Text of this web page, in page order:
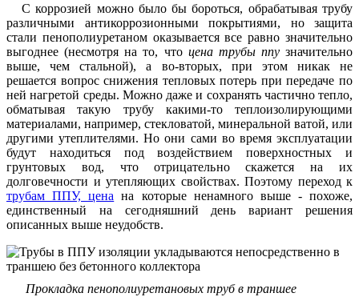
С коррозией можно было бы бороться, обрабатывая трубу
различными антикоррозионными покрытиями, но защита
стали пенополиуретаном оказывается все равно значительно
выгоднее (несмотря на то, что цена трубы ппузначительно
выше, чем стальной), а во-вторых, при этом никак не
решается вопрос снижения тепловых потерь при передаче по
ней нагретой среды. Можно даже и сохранять частично тепло,
обматывая такую трубу какими-то теплоизолирующими
материалами, например, стекловатой, минеральной ватой, или
другими утеплителями. Но они сами во время эксплуатации
будут находиться под воздействием поверхностных и
грунтовых вод, что отрицательно скажется на их
долговечности и утепляющих свойствах. Поэтому переход к
трубам ППУ, цена на которые ненамного выше - похоже,
единственный на сегодняшний день вариант решения
описанных выше неудобств.
Прокладка пенополиуретановых труб в траншее